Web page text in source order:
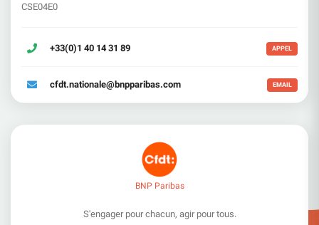
CSE04E0
+33(0)1 40 14 31 89 APPEL
cfdt.nationale@bnpparibas.com EMAIL
BNP Paribas
S'engager pour chacun, agir pour tous.